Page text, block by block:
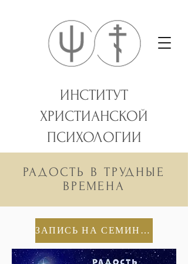
ИНСТИТУТ
ХРИСТИАНСКОЙ
ПСИХОЛОГИИ
РАДОСТЬ В ТРУДНЫЕ
ВРЕМЕНА
ЗАПИСЬ НА СЕМИНАР